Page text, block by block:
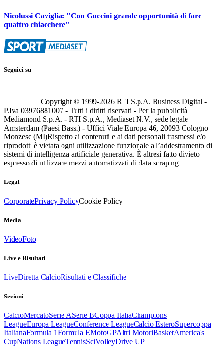
Nicolussi Caviglia: "Con Guccini grande opportunità di fare
quattro chiacchere"
Seguici su
Copyright © 1999-2026 RTI S.p.A. Business Digital -
P.Iva 03976881007 - Tutti i diritti riservati - Per la pubblicità
Mediamond S.p.A. - RTI S.p.A., Mediaset N.V., sede legale
Amsterdam (Paesi Bassi) - Uffici Viale Europa 46, 20093 Cologno
Monzese (MI)Rispetto ai contenuti e ai dati personali trasmessi e/o
riprodotti è vietata ogni utilizzazione funzionale all’addestramento di
sistemi di intelligenza artificiale generativa. È altresì fatto divieto
espresso di utilizzare mezzi automatizzati di data scraping.
Legal
CorporatePrivacy PolicyCookie Policy
Media
VideoFoto
Live e Risultati
LiveDiretta CalcioRisultati e Classifiche
Sezioni
CalcioMercatoSerie ASerie BCoppa ItaliaChampions
LeagueEuropa LeagueConference LeagueCalcio EsteroSupercoppa
ItalianaFormula 1Formula EMotoGPAltri MotoriBasketAmerica's
CupNations LeagueTennisSciVolleyDrive UP